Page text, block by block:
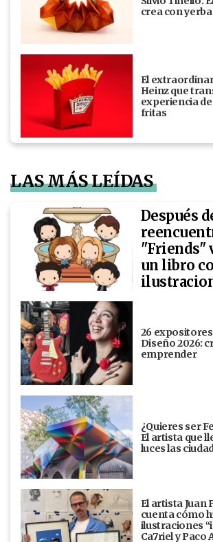
crea con
El
Heinz que
experiencia
fritas
LAS MÁS LEÍDAS
Después
"Friends"
un libro
26
Diseño 2026:
emprender
¿Quieres ser
El artista que
luces las
El artista Juan
cuenta cómo
ilustraciones
Ca7riel y